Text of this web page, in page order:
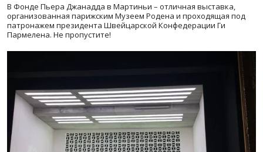
В Фонде Пьера Джанадда в Мартиньи – отличная выставка,
организованная парижским Музеем Родена и проходящая под
патронажем президента Швейцарской Конфедерации Ги
Пармелена. Не пропустите!